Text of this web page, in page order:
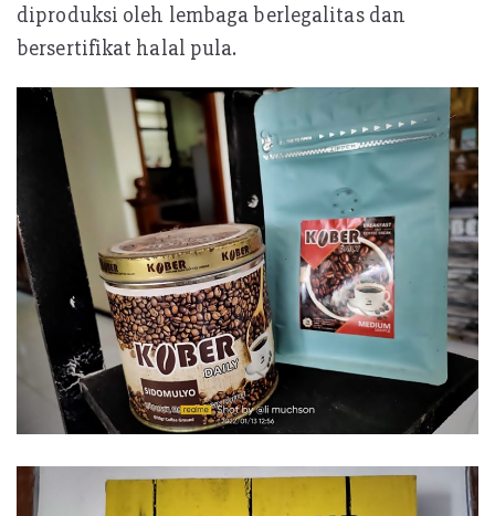
diproduksi oleh lembaga berlegalitas dan
bersertifikat halal pula.